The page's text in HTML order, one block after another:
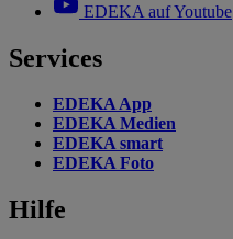
EDEKA auf Youtube
Services
EDEKA App
EDEKA Medien
EDEKA smart
EDEKA Foto
Hilfe